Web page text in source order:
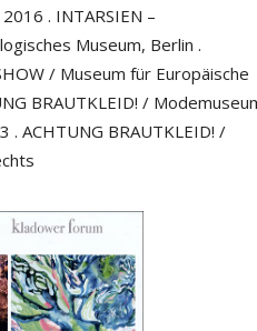
. INTARSIEN –
Museum, Berlin .
/ Museum für Europäische
BRAUTKLEID! /
. ACHTUNG BRAUTKLEID! /